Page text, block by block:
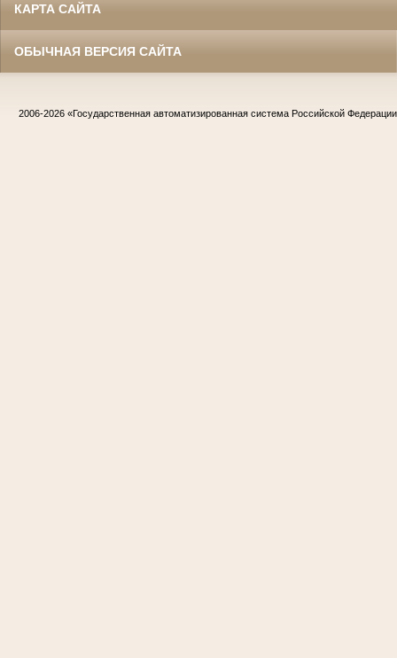
КАРТА САЙТА
ОБЫЧНАЯ ВЕРСИЯ САЙТА
2006-2026 «Государственная автоматизированная система Российской